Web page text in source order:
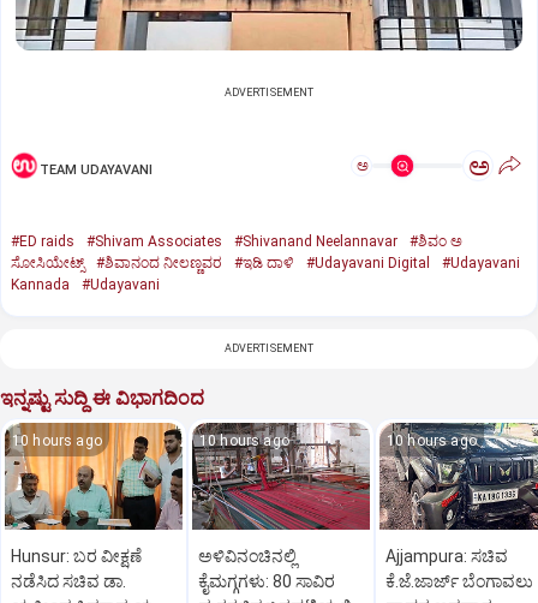
ADVERTISEMENT
TEAM UDAYAVANI ಅ ಅ
#ED raids #Shivam Associates #Shivanand Neelannavar
#ಶಿವಂ ಅ
ಸೋಸಿಯೇಟ್ಸ್
#ಶಿವಾನಂದ ನೀಲಣ್ಣವರ #ಇಡಿ ದಾಳಿ #Udayavani Digital
#Udayavani
Kannada
#Udayavani
ADVERTISEMENT
ಇನ್ನಷ್ಟು ಸುದ್ದಿ ಈ ವಿಭಾಗದಿಂದ
10 hours ago
Hunsur: ಬರ ವೀಕ್ಷಣೆ
ನಡೆಸಿದ ಸಚಿವ ಡಾ.
10 hours ago
ಅಳಿವಿನಂಚಿನಲ್ಲಿ
ಕೈಮಗ್ಗಗಳು: 80 ಸಾವಿರ
10 hours ago
Ajjampura: ಸಚಿವ
ಕೆ.ಜೆ.ಜಾರ್ಜ್ ಬೆಂಗಾವಲು